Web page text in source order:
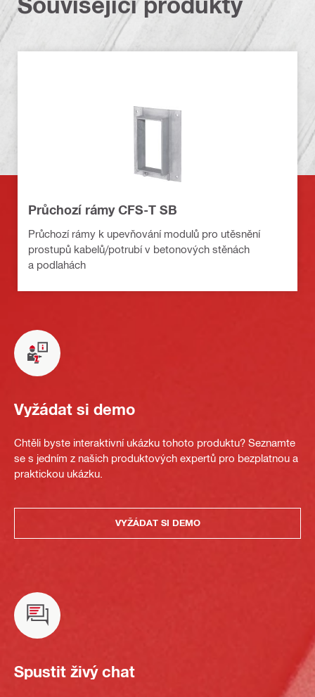
Průchozí rámy CFS-T SB
Průchozí rámy k upevňování modulů pro utěsnění
prostupů kabelů/potrubí v betonových stěnách
a podlahách
Vyžádat si demo
Chtěli byste interaktivní ukázku tohoto produktu? Seznamte
se s jedním z našich produktových expertů pro bezplatnou a
praktickou ukázku.
VYŽÁDAT SI DEMO
Spustit živý chat